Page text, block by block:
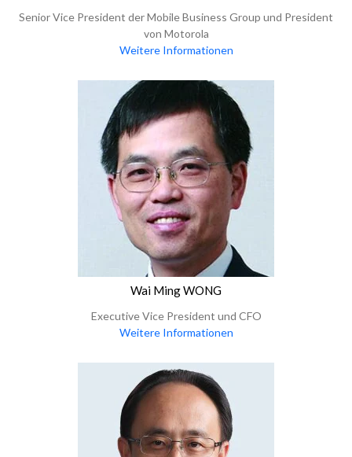
Senior Vice President der Mobile Business Group und President
von Motorola
Weitere Informationen
Wai Ming WONG
Executive Vice President und CFO
Weitere Informationen